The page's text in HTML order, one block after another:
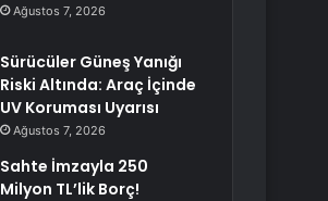
Ağustos 7, 2026
Sürücüler Güneş Yanığı
Riski Altında: Araç İçinde
UV Koruması Uyarısı
Ağustos 7, 2026
Sahte İmzayla 250
Milyon TL’lik Borç!